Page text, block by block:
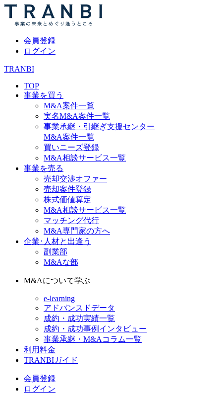
会員登録
ログイン
TRANBI
TOP
事業を買う
M&A案件一覧
実名M&A案件一覧
事業承継・引継ぎ支援センター
M&A案件一覧
買いニーズ登録
M&A相談サービス一覧
事業を売る
売却交渉オファー
売却案件登録
株式価値算定
M&A相談サービス一覧
マッチング代行
M&A専門家の方へ
企業･人材と出逢う
副業部
M&Aな部
M&Aについて学ぶ
e-learning
アドバンスドデータ
成約・成功実績一覧
成約・成功事例インタビュー
事業承継・M&Aコラム一覧
利用料金
TRANBIガイド
会員登録
ログイン